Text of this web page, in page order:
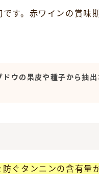
す。赤ワインの賞味
ウの果皮や種子から抽
ぐタンニンの含有量